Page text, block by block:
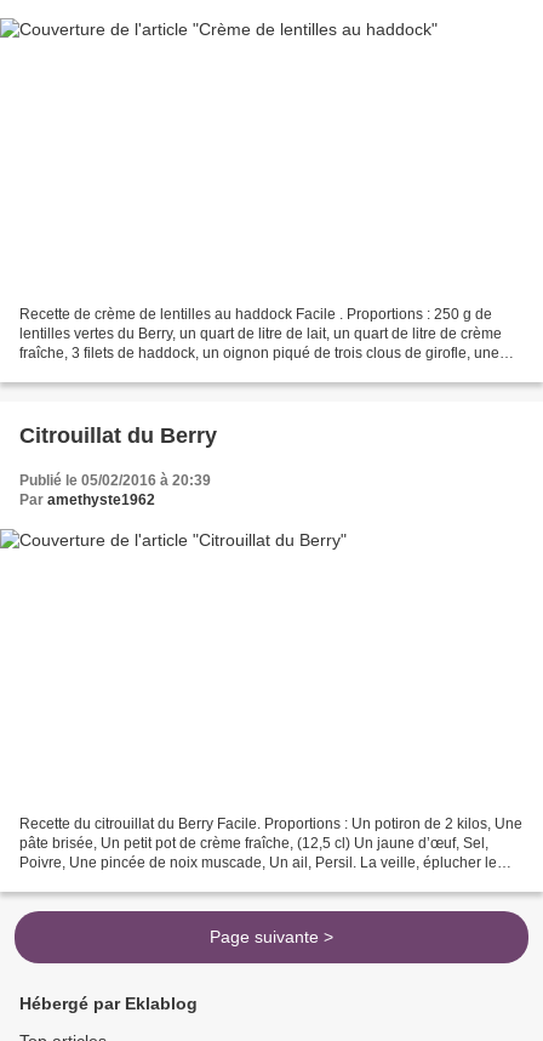
Recette de crème de lentilles au haddock Facile . Proportions : 250 g de
lentilles vertes du Berry, un quart de litre de lait, un quart de litre de crème
fraîche, 3 filets de haddock, un oignon piqué de trois clous de girofle, une
Citrouillat du Berry
Publié le 05/02/2016 à 20:39
Par amethyste1962
Recette du citrouillat du Berry Facile. Proportions : Un potiron de 2 kilos, Une
pâte brisée, Un petit pot de crème fraîche, (12,5 cl) Un jaune d’œuf, Sel,
Poivre, Une pincée de noix muscade, Un ail, Persil. La veille, éplucher le
Page suivante >
Hébergé par Eklablog